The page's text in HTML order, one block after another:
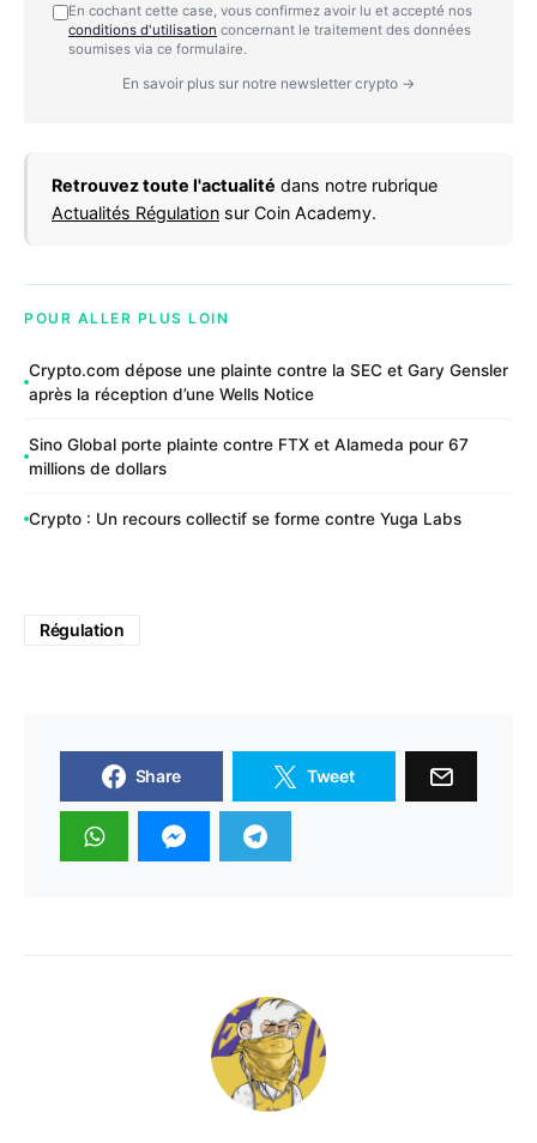
En cochant cette case, vous confirmez avoir lu et accepté nos
conditions d'utilisation concernant le traitement des données
soumises via ce formulaire.
En savoir plus sur notre newsletter crypto →
Retrouvez toute l'actualité dans notre rubrique
Actualités Régulation sur Coin Academy.
POUR ALLER PLUS LOIN
Crypto.com dépose une plainte contre la SEC et Gary Gensler
après la réception d’une Wells Notice
Sino Global porte plainte contre FTX et Alameda pour 67
millions de dollars
Crypto : Un recours collectif se forme contre Yuga Labs
Régulation
Share Tweet